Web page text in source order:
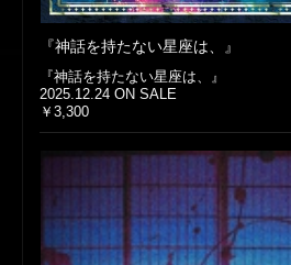
『神話を持たない星座は、』
『神話を持たない星座は、』
2025.12.24 ON SALE
￥3,300